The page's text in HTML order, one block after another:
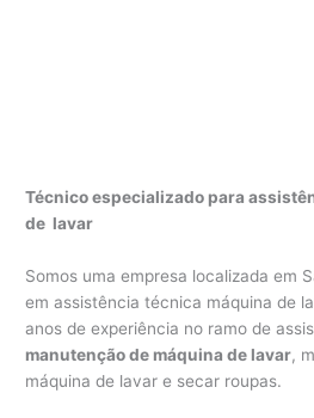
Técnico especializado para
de lavar
Somos uma empresa localizada em
em assistência técnica máquina de
anos de experiência no ramo de
manutenção de máquina de lavar,
máquina de lavar e secar roupas.